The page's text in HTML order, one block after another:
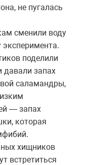
не пугалась
сменили воду
эксперимента.
поделили
давали запах
саламандры,
— запах
которая
хищников
встретиться